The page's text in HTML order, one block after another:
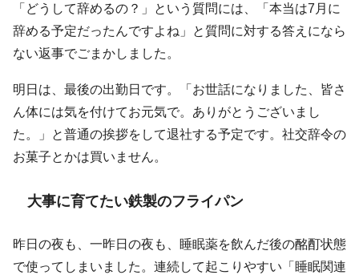
「どうして辞めるの？」という質問には、「本当は7月に
辞める予定だったんですよね」と質問に対する答えになら
ない返事でごまかしました。
明日は、最後の出勤日です。「お世話になりました、皆さ
ん体には気を付けてお元気で。ありがとうございまし
た。」と普通の挨拶をして退社する予定です。社交辞令の
お菓子とかは買いません。
大事に育てたい鉄製のフライパン
昨日の夜も、一昨日の夜も、睡眠薬を飲んだ後の酩酊状態
で使ってしまいました。連続して起こりやすい「睡眠関連